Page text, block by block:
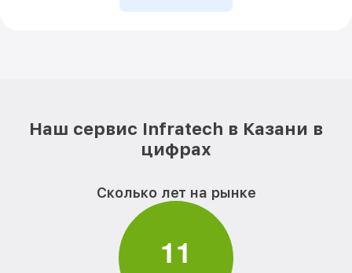
Наш сервис Infratech в Казани в
цифрах
Сколько лет на рынке
11